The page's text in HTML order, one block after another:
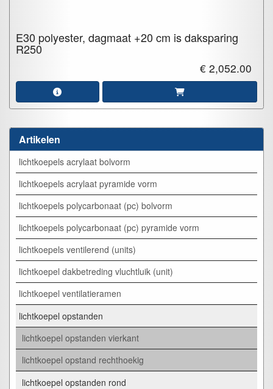
Artikelen
lichtkoepels acrylaat bolvorm
lichtkoepels acrylaat pyramide vorm
lichtkoepels polycarbonaat (pc) bolvorm
lichtkoepels polycarbonaat (pc) pyramide vorm
lichtkoepels ventilerend (units)
lichtkoepel dakbetreding vluchtluik (unit)
lichtkoepel ventilatieramen
lichtkoepel opstanden
lichtkoepel opstanden vierkant
lichtkoepel opstand rechthoekig
lichtkoepel opstanden rond
E30 polyester, dagmaat +20 cm is daksparing
R250
€ 2,052.00